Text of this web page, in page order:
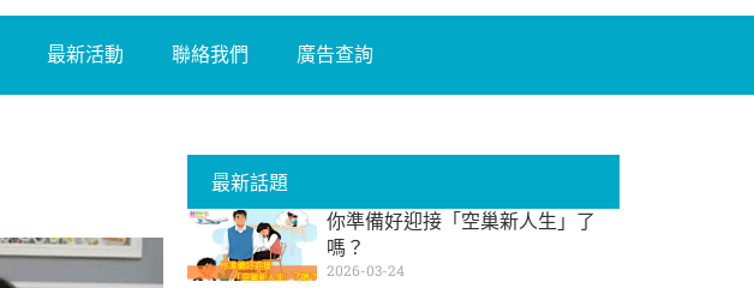
最新活動 聯絡我們 廣告查詢
最新話題
你準備好迎接「空巢新人生」了
嗎？
2026-03-24